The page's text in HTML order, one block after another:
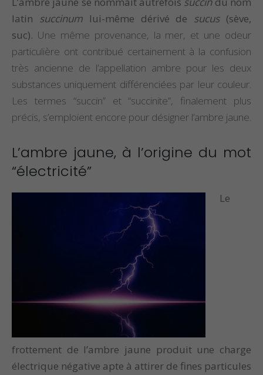
latin succinumlui-même dérivé de sucus(sève,
suc). Une même provenance, la mer, et une odeur
particulière ont contribué certainement à la confusion
très ancienne de l’appellation ambre pour les deux
substances uniquement différenciées par leur couleur.
Les termes “succin” et “succinite”, finalement plus
précis, s’emploient encore pour désigner l’ambre jaune.
L’ambre jaune, à l’origine du mot
“électricité”
Le
frottement de l’ambre jaune produit une charge
électrique négative apte à attirer de fines particules